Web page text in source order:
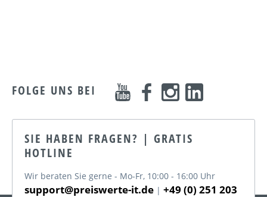
FOLGE UNS BEI
SIE HABEN FRAGEN? | GRATIS
HOTLINE
Wir beraten Sie gerne - Mo-Fr, 10:00 - 16:00 Uhr
support@preiswerte-it.de | +49 (0) 251 203